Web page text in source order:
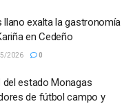
exalta la gastronomía
en Cedeño
2026 0
estado Monagas
de fútbol campo y